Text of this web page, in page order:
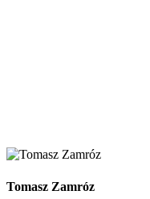
Tomasz Zamróz